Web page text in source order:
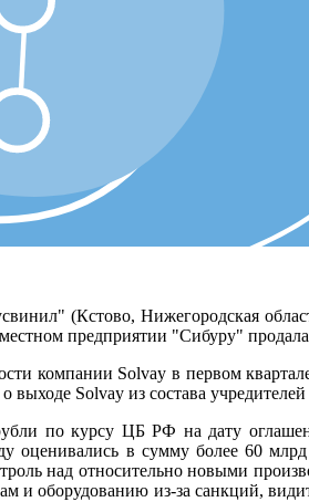
(Кстово, Нижегородская
предприятии "Сибуру"
компании Solvay в первом
Solvay из состава
по курсу ЦБ РФ на дату
оценивались в сумму более 60
над относительно новыми
и оборудованию из-за санкций,